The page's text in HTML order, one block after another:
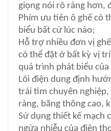
giọng nói rõ ràng hơn,
Phím ưu tiên ô ghế có
biểu bất cứ lúc nào;
Hỗ trợ nhiều đơn vị
có thể đặt ở bất kỳ vị
quá trình phát biểu của
Lõi điện dung định
trái tim chuyên
ràng, băng thông cao,
Sử dụng thiết kế mạch
ngừa nhiễu của điện